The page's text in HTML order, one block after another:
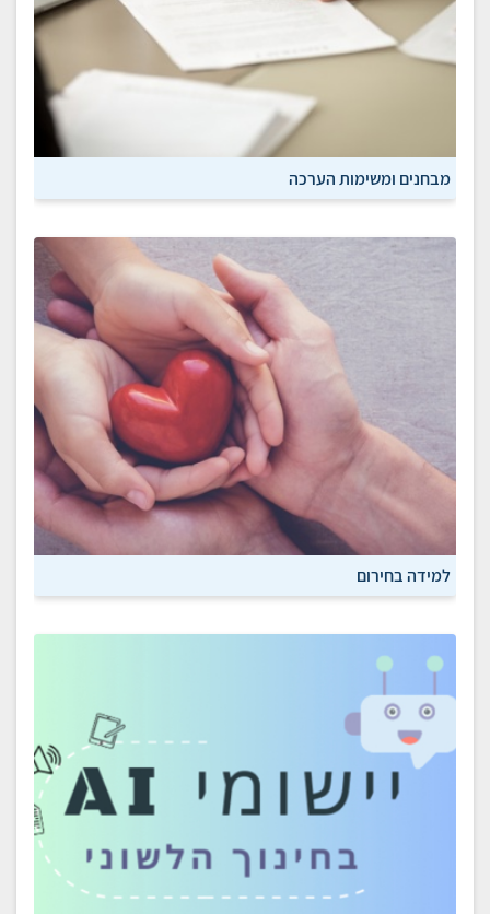
מבחנים ומשימות הערכה
למידה בחירום